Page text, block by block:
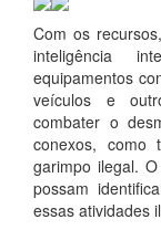
Com os
inteligência
equipamentos
veículos e
combater o
conexos, como
garimpo ilegal.
possam
essas atividades